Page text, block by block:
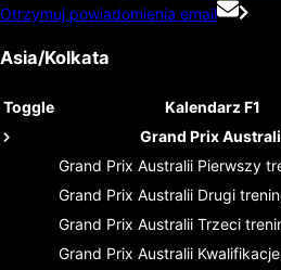
Otrzymuj powiadomienia email
Asia/Kolkata
Toggle Kalendarz F1
Grand Prix
Grand Prix Australii Pierwszy
Grand Prix Australii Drugi
Grand Prix Australii Trzeci
Grand Prix Australii Kwalifikacje